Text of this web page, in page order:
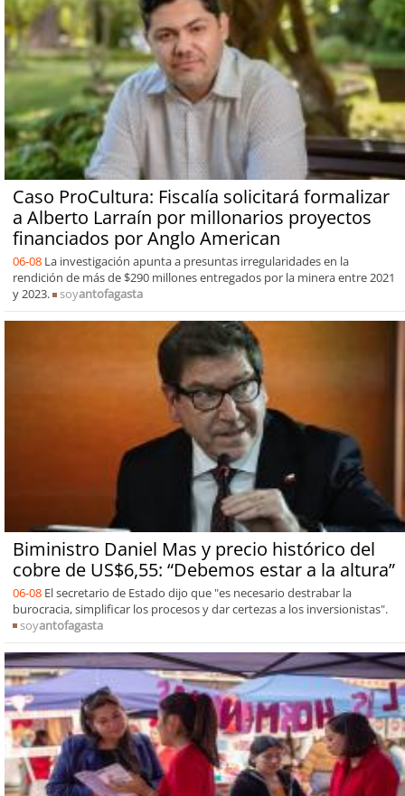
Caso ProCultura: Fiscalía solicitará formalizar
a Alberto Larraín por millonarios proyectos
financiados por Anglo American
06-08 La investigación apunta a presuntas irregularidades en la
rendición de más de $290 millones entregados por la minera entre 2021
y 2023.
soyantofagasta
Biministro Daniel Mas y precio histórico del
cobre de US$6,55: “Debemos estar a la altura”
06-08 El secretario de Estado dijo que "es necesario destrabar la
burocracia, simplificar los procesos y dar certezas a los inversionistas".
soyantofagasta